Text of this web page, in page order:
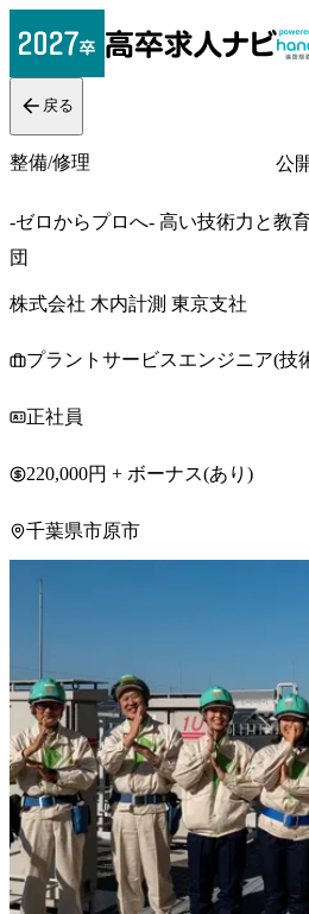
戻る
整備/修理 公
-ゼロからプロへ- 高い技術力と教
団
株式会社 木内計測 東京支社
プラントサービスエンジニア(技
正社員
220,000円 + ボーナス(あり)
千葉県市原市